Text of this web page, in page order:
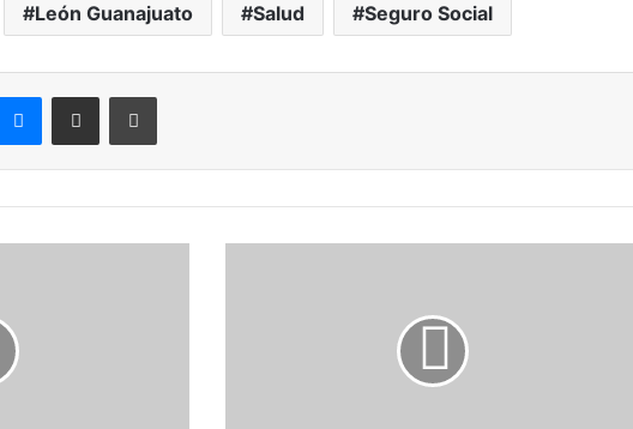
León Guanajuato Salud Seguro Social
MessengerCompartir por correo electrónicoImprimir